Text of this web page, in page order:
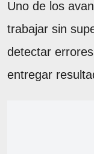
Uno de los
trabajar sin
detectar
entregar